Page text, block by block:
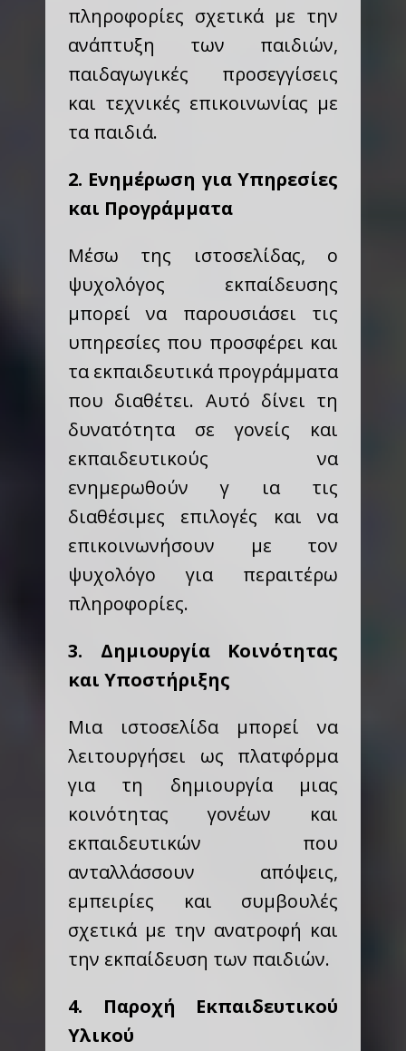
πληροφορίες σχετικά με την
ανάπτυξη των παιδιών,
παιδαγωγικές προσεγγίσεις
και τεχνικές επικοινωνίας με
τα παιδιά.
2. Ενημέρωση για Υπηρεσίες
και Προγράμματα
Μέσω της ιστοσελίδας, ο
ψυχολόγος εκπαίδευσης
μπορεί να παρουσιάσει τις
υπηρεσίες που προσφέρει και
τα εκπαιδευτικά προγράμματα
που διαθέτει. Αυτό δίνει τη
δυνατότητα σε γονείς και
εκπαιδευτικούς να
ενημερωθούν γ ια τις
διαθέσιμες επιλογές και να
επικοινωνήσουν με τον
ψυχολόγο για περαιτέρω
πληροφορίες.
3. Δημιουργία Κοινότητας
και Υποστήριξης
Μια ιστοσελίδα μπορεί να
λειτουργήσει ως πλατφόρμα
για τη δημιουργία μιας
κοινότητας γονέων και
εκπαιδευτικών που
ανταλλάσσουν απόψεις,
εμπειρίες και συμβουλές
σχετικά με την ανατροφή και
την εκπαίδευση των παιδιών.
4. Παροχή Εκπαιδευτικού
Υλικού